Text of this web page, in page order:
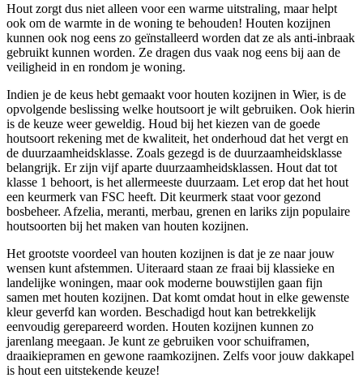
Hout zorgt dus niet alleen voor een warme uitstraling, maar helpt
ook om de warmte in de woning te behouden! Houten kozijnen
kunnen ook nog eens zo geïnstalleerd worden dat ze als anti-inbraak
gebruikt kunnen worden. Ze dragen dus vaak nog eens bij aan de
veiligheid in en rondom je woning.
Indien je de keus hebt gemaakt voor houten kozijnen in Wier, is de
opvolgende beslissing welke houtsoort je wilt gebruiken. Ook hierin
is de keuze weer geweldig. Houd bij het kiezen van de goede
houtsoort rekening met de kwaliteit, het onderhoud dat het vergt en
de duurzaamheidsklasse. Zoals gezegd is de duurzaamheidsklasse
belangrijk. Er zijn vijf aparte duurzaamheidsklassen. Hout dat tot
klasse 1 behoort, is het allermeeste duurzaam. Let erop dat het hout
een keurmerk van FSC heeft. Dit keurmerk staat voor gezond
bosbeheer. Afzelia, meranti, merbau, grenen en lariks zijn populaire
houtsoorten bij het maken van houten kozijnen.
Het grootste voordeel van houten kozijnen is dat je ze naar jouw
wensen kunt afstemmen. Uiteraard staan ze fraai bij klassieke en
landelijke woningen, maar ook moderne bouwstijlen gaan fijn
samen met houten kozijnen. Dat komt omdat hout in elke gewenste
kleur geverfd kan worden. Beschadigd hout kan betrekkelijk
eenvoudig gerepareerd worden. Houten kozijnen kunnen zo
jarenlang meegaan. Je kunt ze gebruiken voor schuiframen,
draaikiepramen en gewone raamkozijnen. Zelfs voor jouw dakkapel
is hout een uitstekende keuze!